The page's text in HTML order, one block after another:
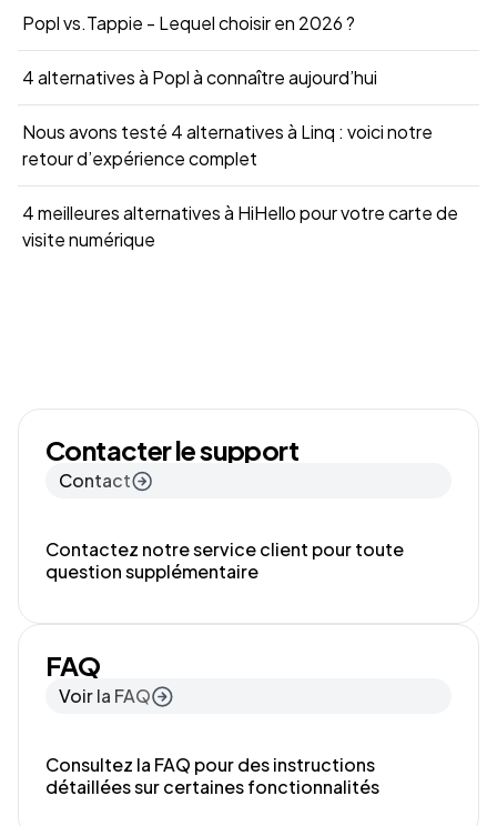
Popl vs.Tappie - Lequel choisir en 2026 ?
4 alternatives à Popl à connaître aujourd’hui
Nous avons testé 4 alternatives à Linq : voici notre
retour d’expérience complet
4 meilleures alternatives à HiHello pour votre carte de
visite numérique
Contacter le support
Contact
Contactez notre service client pour toute
question supplémentaire
FAQ
Voir la FAQ
Consultez la FAQ pour des instructions
détaillées sur certaines fonctionnalités